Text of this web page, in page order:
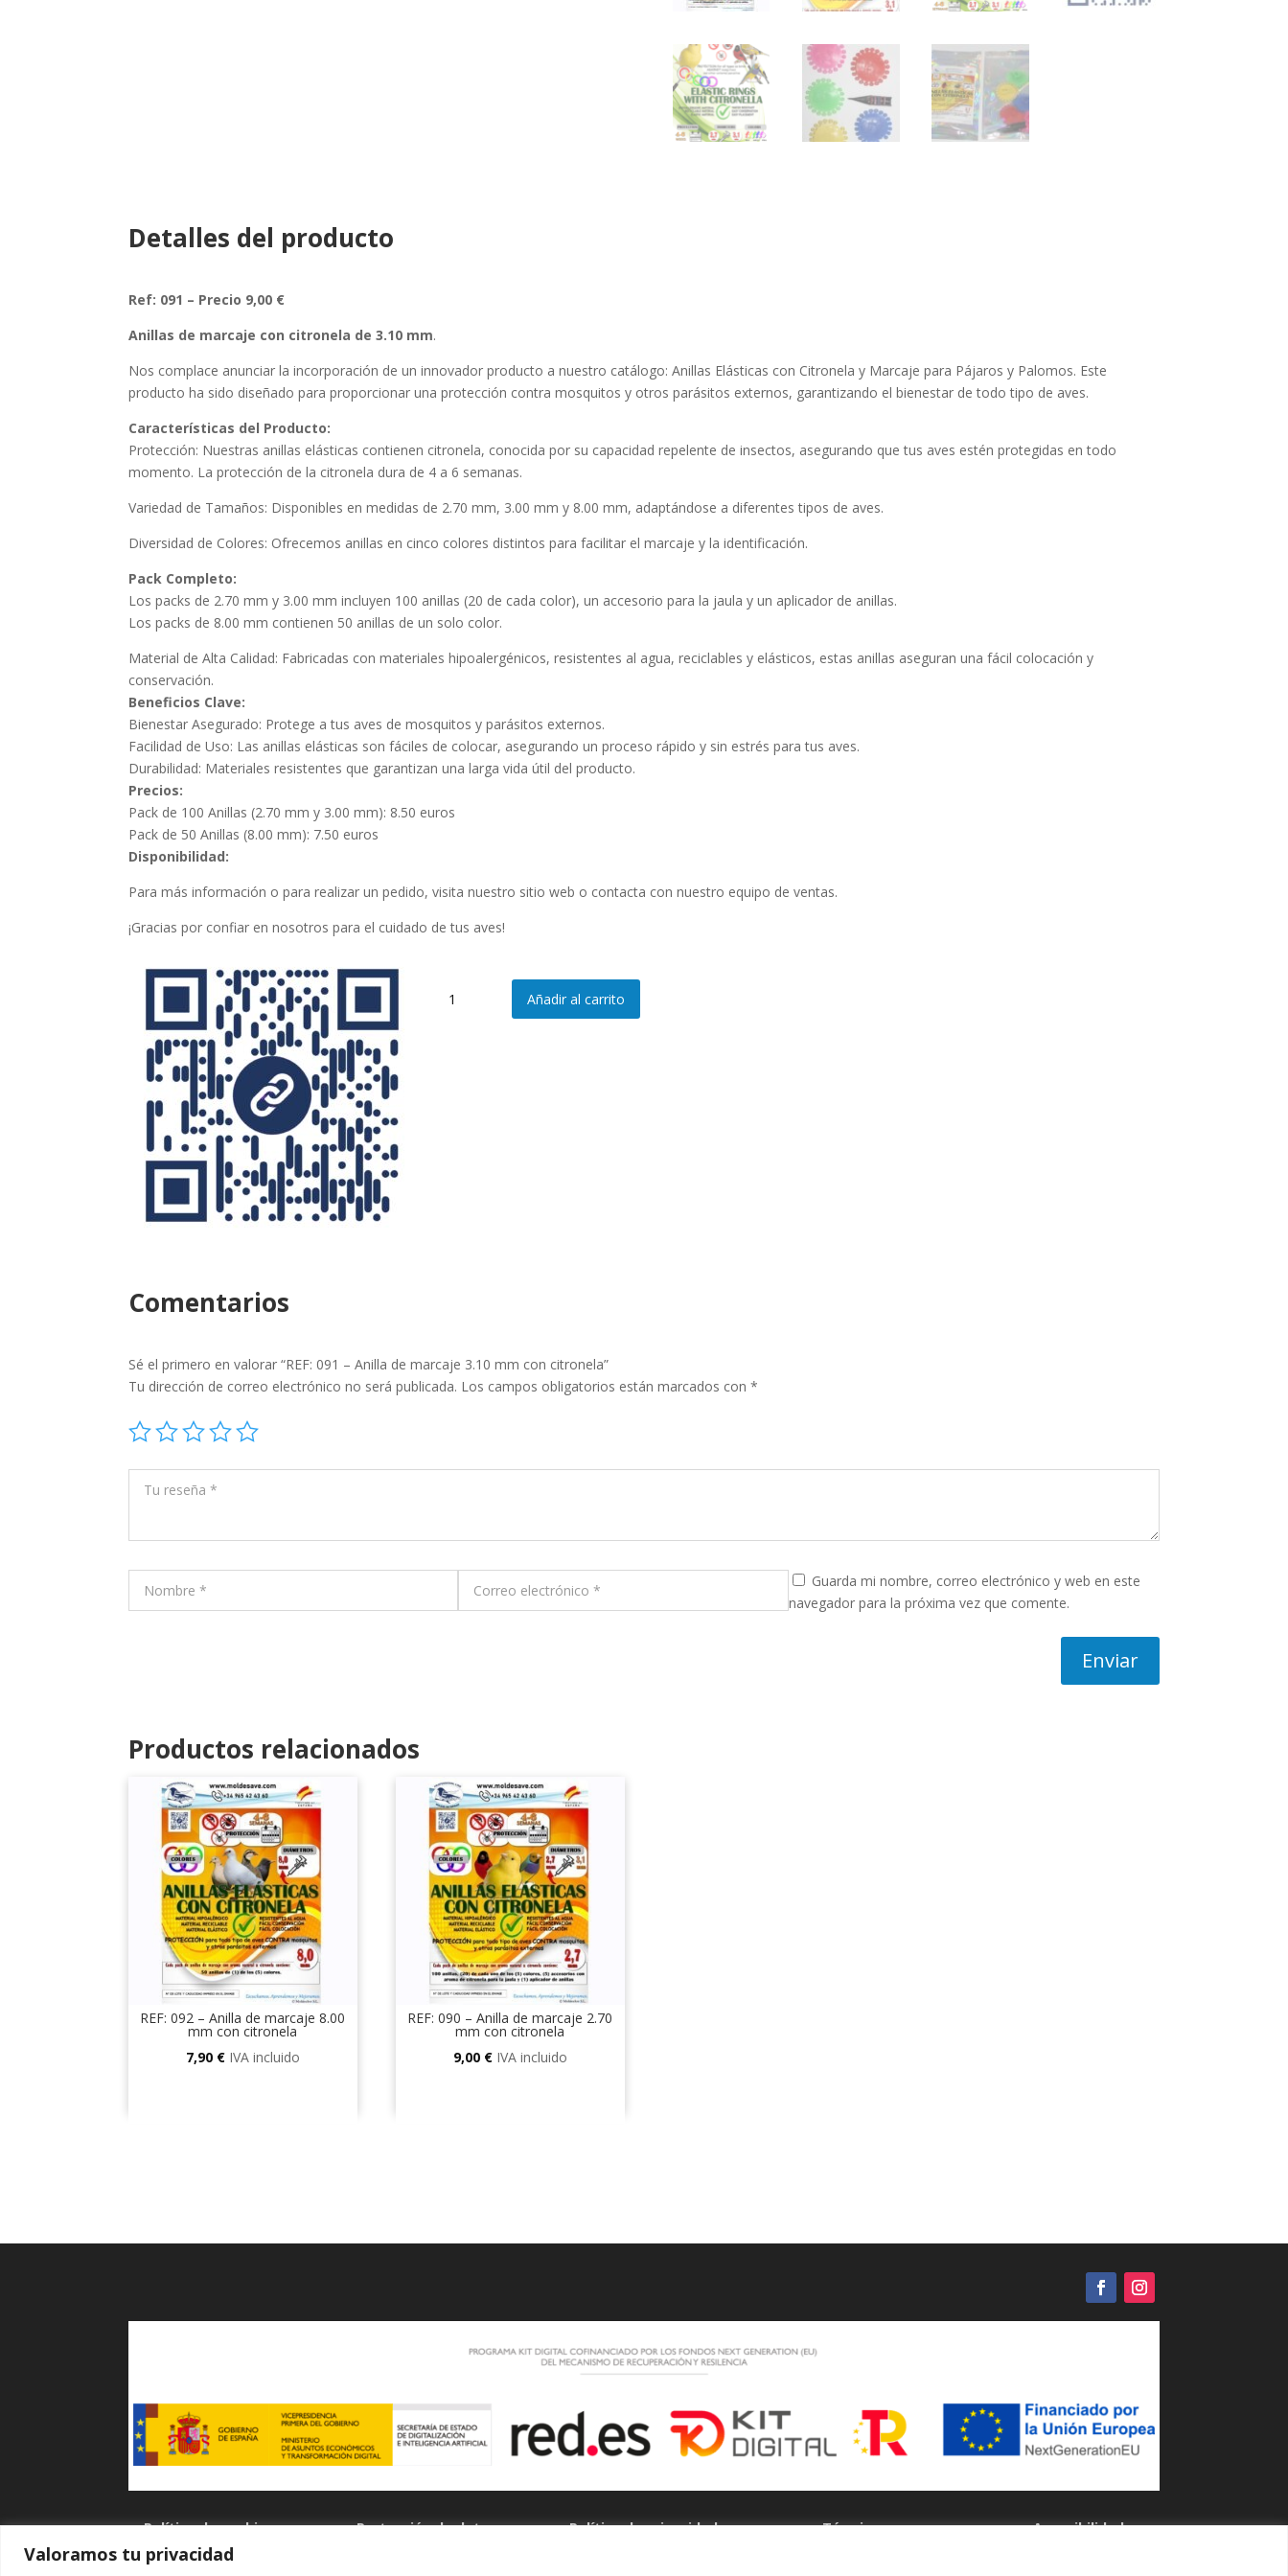
Valoramos tu privacidad
Detalles del producto
Ref: 091 – Precio 9,00 €
Anillas de marcaje con citronela de 3.10 mm.
Nos complace anunciar la incorporación de un innovador producto a nuestro catálogo: Anillas Elásticas con Citronela y Marcaje para Pájaros y Palomos. Este
producto ha sido diseñado para proporcionar una protección contra mosquitos y otros parásitos externos, garantizando el bienestar de todo tipo de aves.
Características del Producto:
Protección: Nuestras anillas elásticas contienen citronela, conocida por su capacidad repelente de insectos, asegurando que tus aves estén protegidas en todo
momento. La protección de la citronela dura de 4 a 6 semanas.
Variedad de Tamaños: Disponibles en medidas de 2.70 mm, 3.00 mm y 8.00 mm, adaptándose a diferentes tipos de aves.
Diversidad de Colores: Ofrecemos anillas en cinco colores distintos para facilitar el marcaje y la identificación.
Pack Completo:
Los packs de 2.70 mm y 3.00 mm incluyen 100 anillas (20 de cada color), un accesorio para la jaula y un aplicador de anillas.
Los packs de 8.00 mm contienen 50 anillas de un solo color.
Material de Alta Calidad: Fabricadas con materiales hipoalergénicos, resistentes al agua, reciclables y elásticos, estas anillas aseguran una fácil colocación y
conservación.
Beneficios Clave:
Bienestar Asegurado: Protege a tus aves de mosquitos y parásitos externos.
Facilidad de Uso: Las anillas elásticas son fáciles de colocar, asegurando un proceso rápido y sin estrés para tus aves.
Durabilidad: Materiales resistentes que garantizan una larga vida útil del producto.
Precios:
Pack de 100 Anillas (2.70 mm y 3.00 mm): 8.50 euros
Pack de 50 Anillas (8.00 mm): 7.50 euros
Disponibilidad:
Para más información o para realizar un pedido, visita nuestro sitio web o contacta con nuestro equipo de ventas.
¡Gracias por confiar en nosotros para el cuidado de tus aves!
Añadir al carrito
Comentarios
Sé el primero en valorar “REF: 091 – Anilla de marcaje 3.10 mm con citronela”
Tu dirección de correo electrónico no será publicada. Los campos obligatorios están marcados con*
Guarda mi nombre, correo electrónico y web en este
navegador para la próxima vez que comente.
Enviar
Productos relacionados
REF: 092 – Anilla de marcaje 8.00
mm con citronela
7,90 € IVA incluido
REF: 090 – Anilla de marcaje 2.70
mm con citronela
9,00 € IVA incluido
Política de cookies Protección de datos Política de privacidad
Términos y
Accesibilidad